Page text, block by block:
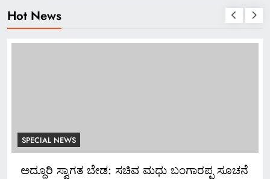
Hot News
SPECIAL NEWS
*ಬ್ಯಾಂಕ್ ಸಿಬ್ಬಂದಿಯಿಂದಲೇ ನಕಲಿ ಚಿನ್ನ ಅಡವಿಟ್ಟು 1.5